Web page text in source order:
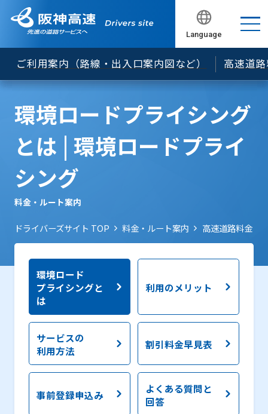
Language
ご利用案内（路線・出入口案内図など） 高速道
閉じる
閉じる
閉じる
でのＥＴＣ無線通行について
ＥＴＣ車載器の車載器管理番号の確認方法について
セキュリティ規格の変更について
「ETCカード未挿入お知らせアンテナ」のご案内
ています
松原JCT等におけるNEXCO料金の案内等について
「ＥＴＣ予告アンテナ」のご案内
旧スプリアス規格に基づいて製造されたETC車載器
について
閉じる
閉じる
環境ロードプライシング
とは | 環境ロードプライ
シング
料金・ルート案内
ドライバーズサイト TOP 料金・ルート案内 高速道路料金
環境ロード
プライシングと
は
利用のメリット
サービスの
利用方法
割引料金早見表
事前登録申込み
よくある質問と
回答